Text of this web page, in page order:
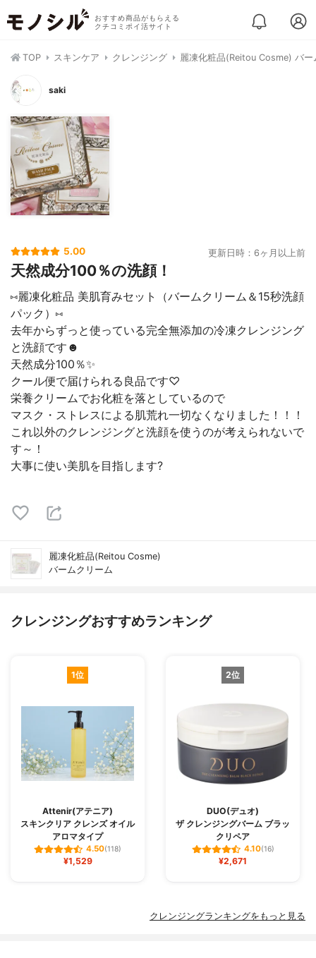
おすすめ商品がもらえる
クチコミポイ活サイト
TOP スキンケア クレンジング 麗凍化粧品(Reitou Cosme) バー
saki
5.00 更新日時：6ヶ月以上前
天然成分100％の洗顔！
⑅麗凍化粧品 美肌育みセット（バームクリーム＆15秒洗顔
パック）⑅
去年からずっと使っている完全無添加の冷凍クレンジング
と洗顔です☻
天然成分100％✨
クール便で届けられる良品です♡
栄養クリームでお化粧を落としているので
マスク・ストレスによる肌荒れ一切なくなりました！！！
これ以外のクレンジングと洗顔を使うのが考えられないで
す～！
大事に使い美肌を目指します?
麗凍化粧品(Reitou Cosme)
バームクリーム
クレンジングおすすめランキング
1位
Attenir(アテニア)
スキンクリア クレンズ オイル
アロマタイプ
4.50(118)
¥1,529
2位
DUO(デュオ)
ザ クレンジングバーム ブラッ
クリペア
4.10(16)
¥2,671
クレンジングランキングをもっと見る